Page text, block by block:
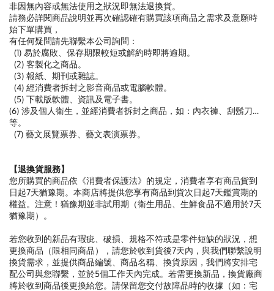
非因無內容或無法使用之狀況即無法退換貨。
請務必詳閱商品說明並再次確認確有購買該項商品之需求及意願時
始下單購買，
有任何疑問請先聯繫本公司詢問：
(1) 易於腐敗、保存期限較短或解約時即將逾期。
(2) 客製化之商品。
(3) 報紙、期刊或雜誌。
(4) 經消費者拆封之影音商品或電腦軟體。
(5) 下載版軟體、資訊及電子書。
(6) 涉及個人衛生，並經消費者拆封之商品，如：內衣褲、刮鬍刀…
等。
(7) 藝文展覽票券、藝文表演票券。
【退換貨服務】
您所購買的商品依《消費者保護法》的規定，消費者享有商品貨到
日起7天猶豫期。本商店將提供您享有商品到貨次日起7天鑑賞期的
權益。注意！猶豫期並非試用期（衛生用品、生鮮食品不適用於7天
猶豫期）。
若您收到的新品有瑕疵、破損、規格不符或是零件短缺的狀況，想
更換商品（限相同商品），請您於收到貨後7天內，與我們聯繫說明
換貨需求，並提供商品編號、商品名稱、換貨原因，我們將安排宅
配公司與您聯繫，並於5個工作天內完成。若需更換新品，換貨廠商
將於收到商品後更換給您。請保留您交付故障品時的收據（如：宅